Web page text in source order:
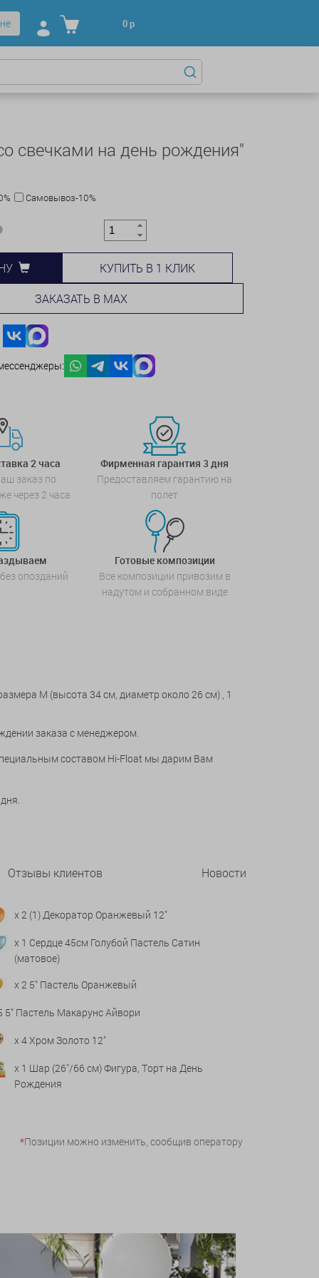
0р
свечками на день рождения"
Самовывоз-10%
КУПИТЬ В 1 КЛИК
ЗАКАЗАТЬ В MAX
2 часа
заказ по
через 2 часа
Фирменная гарантия 3 дня
Предоставляем гарантию на
полет
опозданий
Готовые композиции
Все композиции привозим в
надутом и собранном виде
М (высота 34 см, диаметр около 26 см) , 1
заказа с менеджером.
составом Hi-Float мы дарим Вам
Отзывы клиентов Новости
x 2 (1) Декоратор Оранжевый 12"
x 1 Сердце 45см Голубой Пастель Сатин
(матовое)
x 2 5" Пастель Оранжевый
5" Пастель Макарунс Айвори
x 4 Хром Золото 12"
x 1 Шар (26''/66 см) Фигура, Торт на День
Рождения
*Позиции можно изменить, сообщив оператору